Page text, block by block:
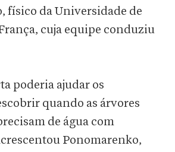
físico da Universidade de
cuja equipe conduziu
poderia ajudar os
quando as árvores
de água com
Ponomarenko,